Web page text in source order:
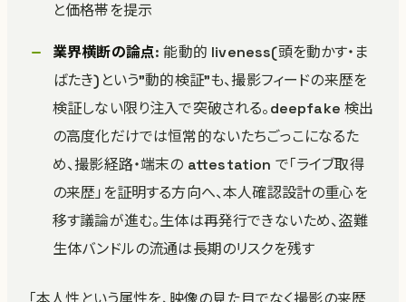
と価格帯を提示
業界横断の論点: 能動的 liveness(頭を動かす・ま
ばたき)という”動的検証”も、撮影フィードの来歴を
検証しない限り注入で突破される。deepfake 検出
の高度化だけでは恒常的ないたちごっこになるた
め、撮影経路・端末の attestation で「ライブ取得
の来歴」を証明する方向へ、本人確認設計の重心を
移す議論が進む。生体は再発行できないため、盗難
生体バンドルの流通は長期のリスクを残す